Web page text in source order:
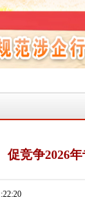
竞争2026